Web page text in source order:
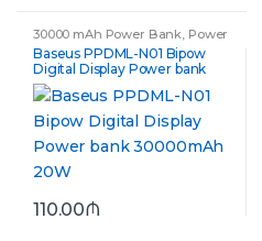
30000 mAh Power Bank Power
Bank
Baseus PPDML-N01 Bipow
Digital Display Power bank
30000mAh 20W
110.00₼